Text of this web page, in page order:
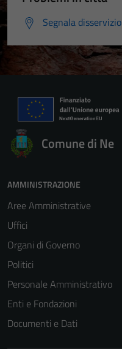
Segnala disservizio
Comune di Ne
AMMINISTRAZIONE
Aree Amministrative
Uffici
Organi di Governo
Politici
Personale Amministrativo
Enti e Fondazioni
Documenti e Dati